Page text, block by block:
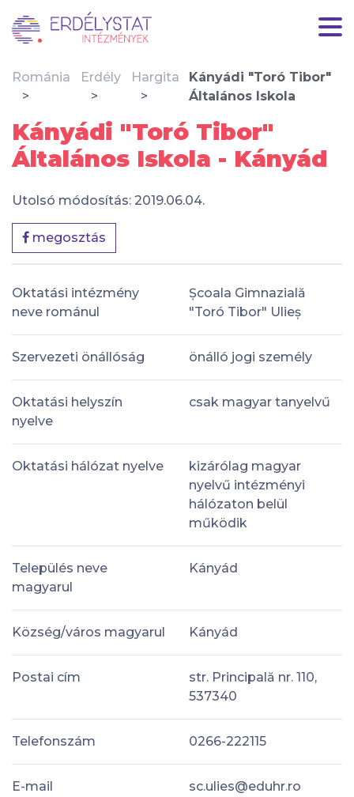
Románia Erdély Hargita
Kányádi "Toró Tibor"
Általános Iskola
Kányádi "Toró Tibor"
Általános Iskola - Kányád
Utolsó módosítás: 2019.06.04.
megosztás
Oktatási intézmény
neve románul
Școala Gimnazială
"Toró Tibor" Ulieș
Szervezeti önállóság önálló jogi személy
Oktatási helyszín
nyelve
csak magyar tanyelvű
Oktatási hálózat nyelve
kizárólag magyar
nyelvű intézményi
hálózaton belül
működik
Település neve
magyarul
Kányád
Község/város magyarul Kányád
Postai cím
str. Principală nr. 110,
537340
Telefonszám 0266-222115
E-mail sc.ulies@eduhr.ro